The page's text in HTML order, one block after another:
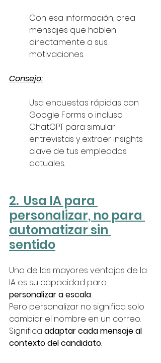
Con esa información, crea
mensajes que hablen
directamente a sus
motivaciones.
Consejo:
Usa encuestas rápidas con
Google Forms o incluso
ChatGPT para simular
entrevistas y extraer insights
clave de tus empleados
actuales.
2.  Usa IA para
personalizar, no para
automatizar sin
sentido
Una de las mayores ventajas de la
IA es su capacidad para
personalizar a escala.
Pero personalizar no significa solo
cambiar el nombre en un correo.
Significa adaptar cada mensaje al
contexto del candidato.